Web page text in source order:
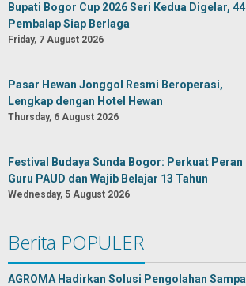
Bupati Bogor Cup 2026 Seri Kedua Digelar,
Pembalap Siap Berlaga
Friday, 7 August 2026
Pasar Hewan Jonggol Resmi Beroperasi,
Lengkap dengan Hotel Hewan
Thursday, 6 August 2026
Festival Budaya Sunda Bogor: Perkuat Peran
Guru PAUD dan Wajib Belajar 13 Tahun
Wednesday, 5 August 2026
Berita POPULER
AGROMA Hadirkan Solusi Pengolahan